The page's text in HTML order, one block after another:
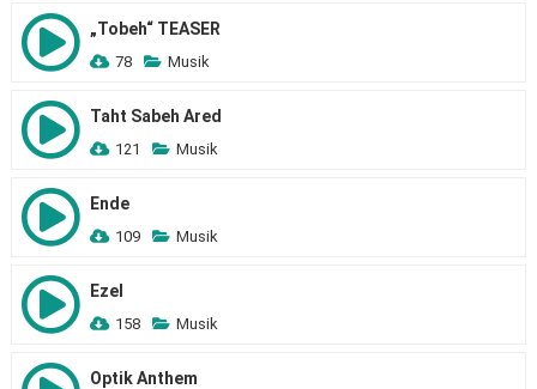
„Tobeh“ TEASER
78 Musik
Taht Sabeh Ared
121 Musik
Ende
109 Musik
Ezel
158 Musik
Optik Anthem